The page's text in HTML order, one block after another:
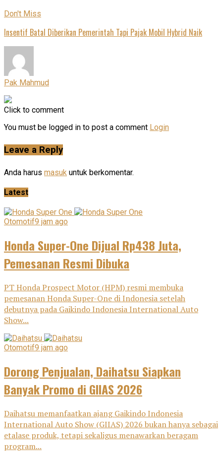
Don't Miss
Insentif Batal Diberikan Pemerintah Tapi Pajak Mobil Hybrid Naik
Pak Mahmud
Click to comment
You must be logged in to post a comment Login
Leave a Reply
Anda harus masuk untuk berkomentar.
Latest
Otomotif9 jam ago
Honda Super-One Dijual Rp438 Juta,
Pemesanan Resmi Dibuka
PT Honda Prospect Motor (HPM) resmi membuka
pemesanan Honda Super-One di Indonesia setelah
debutnya pada Gaikindo Indonesia International Auto
Show...
Otomotif9 jam ago
Dorong Penjualan, Daihatsu Siapkan
Banyak Promo di GIIAS 2026
Daihatsu memanfaatkan ajang Gaikindo Indonesia
International Auto Show (GIIAS) 2026 bukan hanya sebagai
etalase produk, tetapi sekaligus menawarkan beragam
program...